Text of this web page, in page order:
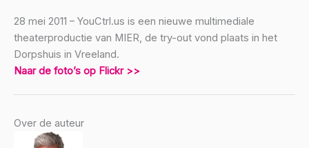
28 mei 2011 – YouCtrl.us is een nieuwe multimediale
theaterproductie van MIER, de try-out vond plaats in het
Dorpshuis in Vreeland.
Naar de foto’s op Flickr >>
Over de auteur